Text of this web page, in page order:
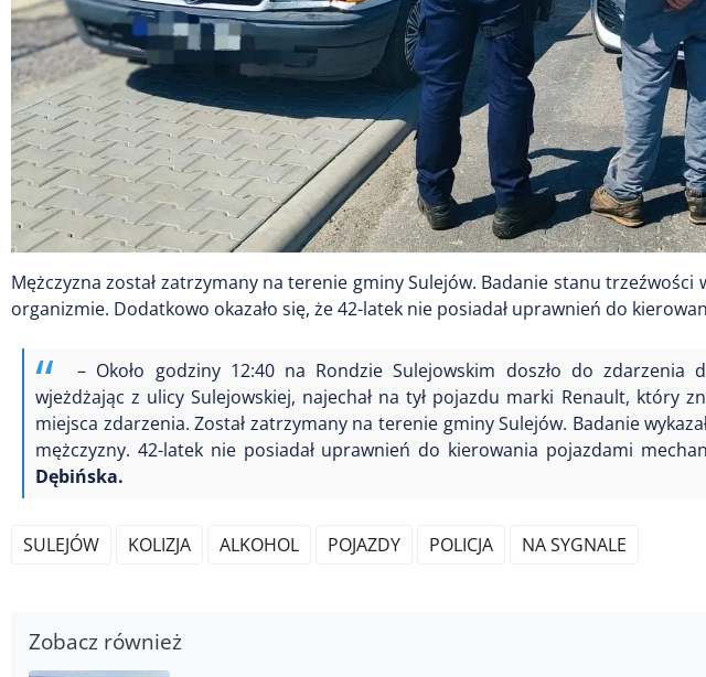
Mężczyzna został zatrzymany na terenie gminy Sulejów. Badanie stanu trzeźwości
organizmie. Dodatkowo okazało się, że 42-latek nie posiadał uprawnień do
– Około godziny 12:40 na Rondzie Sulejowskim doszło do zdarzenia
wjeżdżając z ulicy Sulejowskiej, najechał na tył pojazdu marki Renault, który
miejsca zdarzenia. Został zatrzymany na terenie gminy Sulejów. Badanie
mężczyzny. 42-latek nie posiadał uprawnień do kierowania pojazdami
Dębińska.
SULEJÓW KOLIZJA ALKOHOL POJAZDY POLICJA NA SYGNALE
Zobacz również